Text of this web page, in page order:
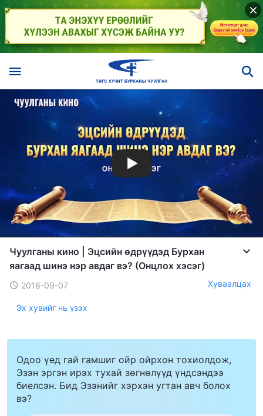
Чуулганы кино | Эцсийн өдрүүдэд Бурхан
яагаад шинэ нэр авдаг вэ? (Онцлох хэсэг)
2018-09-07 Хуваалцах
Эх хувийг нь үзэх
Одоо үед гай гамшиг ойр ойрхон тохиолдож,
Эзэн эргэн ирэх тухай зөгнөлүүд үндсэндээ
биелсэн. Бид Эзэнийг хэрхэн угтан авч болох
вэ?